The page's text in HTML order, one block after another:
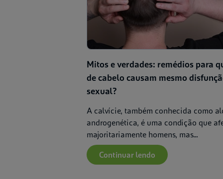
Mitos e verdades: remédios para
de cabelo causam mesmo
sexual?
A calvície, também conhecida como
androgenética, é uma condição que
majoritariamente homens, mas...
Continuar lendo